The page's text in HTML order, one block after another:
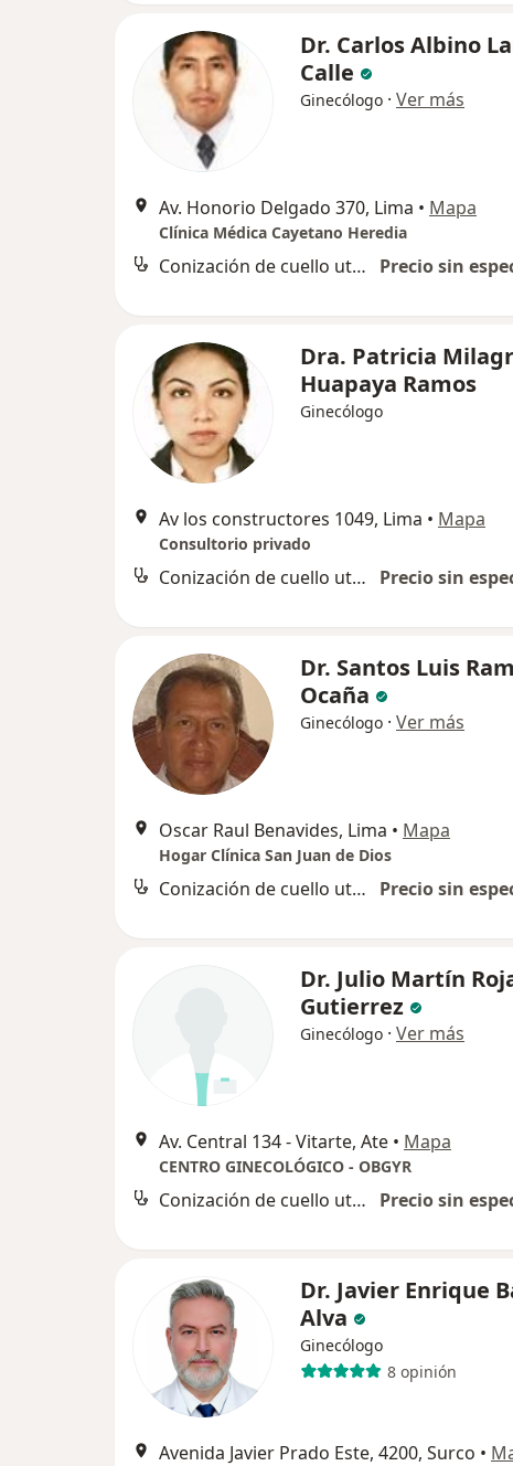
Dr. Carlos Albino
Calle
Ginecólogo · Ver más
Av. Honorio Delgado 370, Lima • Mapa
Clínica Médica Cayetano Heredia
Conización de cuello uterino Precio sin
Dra. Patricia
Huapaya Ramos
Ginecólogo
Av los constructores 1049, Lima • Mapa
Consultorio privado
Conización de cuello uterino Precio sin
Dr. Santos Luis
Ocaña
Ginecólogo · Ver más
Oscar Raul Benavides, Lima • Mapa
Hogar Clínica San Juan de Dios
Conización de cuello uterino Precio sin
Dr. Julio Martín
Gutierrez
Ginecólogo · Ver más
Av. Central 134 - Vitarte, Ate • Mapa
CENTRO GINECOLÓGICO - OBGYR
Conización de cuello uterino Precio sin
Dr. Javier Enrique
Alva
Ginecólogo
8 opinión
Avenida Javier Prado Este, 4200, Surco •